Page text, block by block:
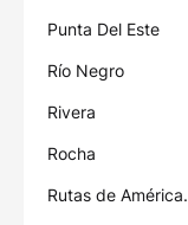
Punta Del Este
Río Negro
Rivera
Rocha
Rutas de América.